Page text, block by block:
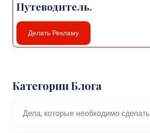
Путеводитель.
Делать Рекламу
Категории Блога
Дела, которые необходимо сделать